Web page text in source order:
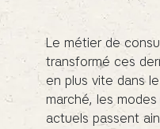
Le métier de
transformé ces
en plus vite dans
marché, les
actuels passent